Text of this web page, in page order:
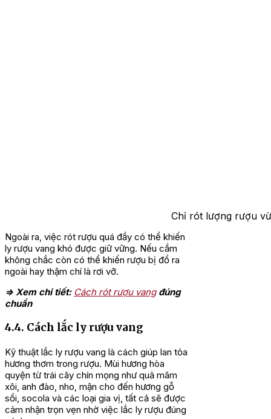
Chỉ rót lượng rượu
Ngoài ra, việc rót rượu quá đầy có thể khiến
ly rượu vang khó được giữ vững. Nếu cầm
không chắc còn có thể khiến rượu bị đổ ra
ngoài hay thậm chí là rơi vỡ.
=> Xem chi tiết: Cách rót rượu vang đúng
chuẩn
4.4. Cách lắc ly rượu vang
Kỹ thuật lắc ly rượu vang là cách giúp lan tỏa
hương thơm trong rượu. Mùi hương hòa
quyện từ trái cây chín mọng như quả mâm
xôi, anh đào, nho, mận cho đến hương gỗ
sồi, socola và các loại gia vị, tất cả sẽ được
cảm nhận trọn vẹn nhờ việc lắc ly rượu đúng